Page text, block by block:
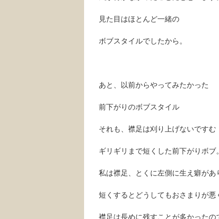
見た目はほとんど一緒の
ボブスタイルでしたから。
あと、以前からやってみたかった
前下がりのボブスタイル
それも、襟足は刈り上げないですむ
ギリギリまで短くした前下がりボブ。
私は襟足、とくに左側に生え癖があ
短くするとどうしてもおさまりが悪
襟足は長めに残すことが多かったの